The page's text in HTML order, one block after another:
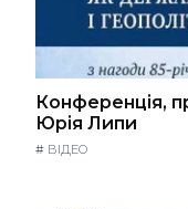
Конференція,
Юрія Липи
# ВІДЕО